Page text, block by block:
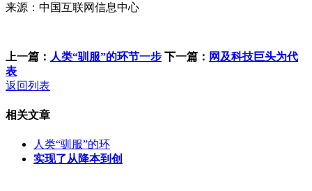
来源：中国互联网信息中心
上一篇： 人类“驯服”的环节一步 下一篇： 网及科技巨头为代
表
返回列表
相关文章
人类“驯服”的环
实现了从降本到创